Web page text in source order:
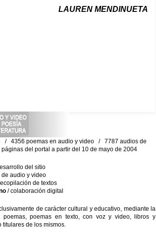
LAUREN MENDINUETA
4356 poemas en audio y video / 7787 audios de
del portal a partir del 10 de mayo de 2004
del sitio
audio y video
de textos
/ colaboración digital
de carácter cultural y educativo, mediante la
poemas en texto, con voz y video, libros y
titulares de los mismos.